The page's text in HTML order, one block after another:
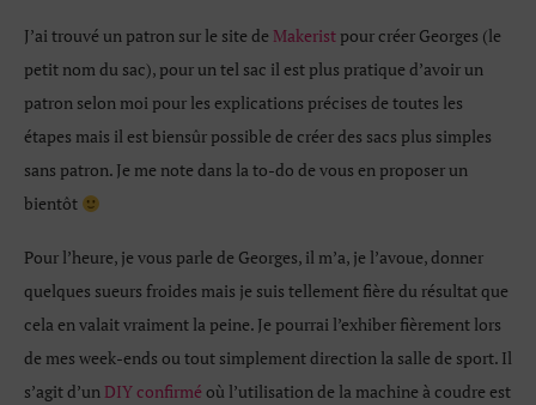
J’ai trouvé un patron sur le site de Makerist pour créer Georges (le
petit nom du sac), pour un tel sac il est plus pratique d’avoir un
patron selon moi pour les explications précises de toutes les
étapes mais il est biensûr possible de créer des sacs plus simples
sans patron. Je me note dans la to-do de vous en proposer un
bientôt
Pour l’heure, je vous parle de Georges, il m’a, je l’avoue, donner
quelques sueurs froides mais je suis tellement fière du résultat que
cela en valait vraiment la peine. Je pourrai l’exhiber fièrement lors
de mes week-ends ou tout simplement direction la salle de sport. Il
s’agit d’un DIY confirmé où l’utilisation de la machine à coudre est